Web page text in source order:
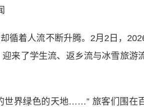
循着人流不断升腾。2月2日，
来了学生流、返乡流与冰雪旅游
世界绿色的天地……” 旅客们围在